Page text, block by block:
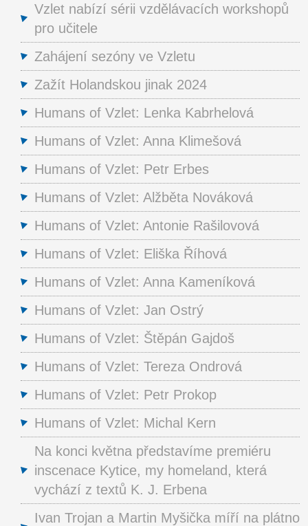
Vzlet nabízí sérii vzdělávacích workshopů
pro učitele
Zahájení sezóny ve Vzletu
Zažít Holandskou jinak 2024
Humans of Vzlet: Lenka Kabrhelová
Humans of Vzlet: Anna Klimešová
Humans of Vzlet: Petr Erbes
Humans of Vzlet: Alžběta Nováková
Humans of Vzlet: Antonie Rašilovová
Humans of Vzlet: Eliška Říhová
Humans of Vzlet: Anna Kameníková
Humans of Vzlet: Jan Ostrý
Humans of Vzlet: Štěpán Gajdoš
Humans of Vzlet: Tereza Ondrová
Humans of Vzlet: Petr Prokop
Humans of Vzlet: Michal Kern
Na konci května představíme premiéru
inscenace Kytice, my homeland, která
vychází z textů K. J. Erbena
Ivan Trojan a Martin Myšička míří na plátno